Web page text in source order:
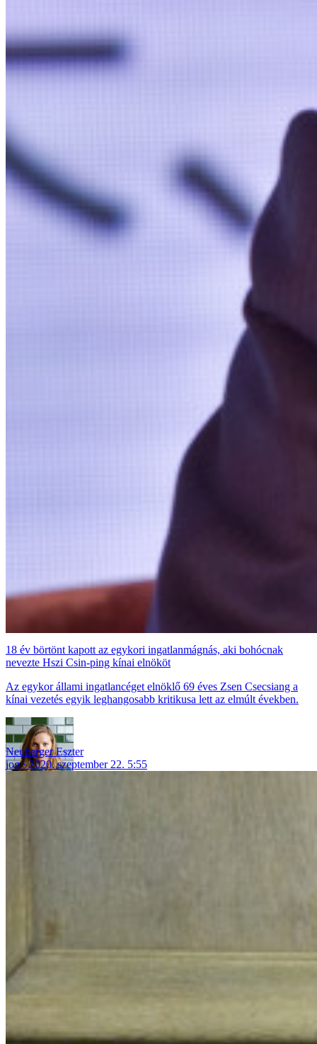
18 év börtönt kapott az egykori ingatlanmágnás, aki bohócnak
nevezte Hszi Csin-ping kínai elnököt
Az egykor állami ingatlancéget elnöklő 69 éves Zsen Csecsiang a
kínai vezetés egyik leghangosabb kritikusa lett az elmúlt években.
Neuberger Eszter
jog
2020. szeptember 22. 5:55